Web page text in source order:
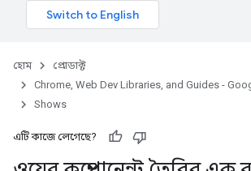
হোম
প্রোডাক্ট
Chrome, Web Dev Libraries, and Guides -
Shows
এটি কাজে লেগেছে?